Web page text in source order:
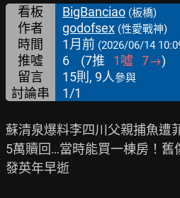
看板 BigBanciao (板橋)
作者 godofsex (性愛戰神)
時間 1月前 (2026/06/14
推噓 6 (7推 1噓 7→)
留言
15則, 9人參與
討論串 1/1
蘇清泉爆料李四川父親捕魚遭
5萬贖回…當時能買一棟房！舊
發英年早逝